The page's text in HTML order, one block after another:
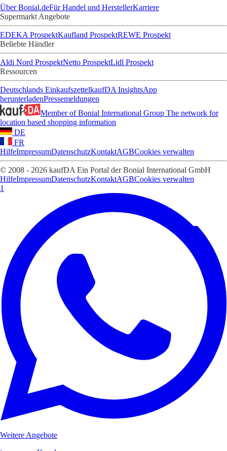
Über Bonial.deFür Handel und HerstellerKarriere
Supermarkt Angebote
EDEKA ProspektKaufland ProspektREWE Prospekt
Beliebte Händler
Aldi Nord ProspektNetto ProspektLidl Prospekt
Ressourcen
Deutschlands EinkaufszettelkaufDA InsightsApp
herunterladenPressemeldungen
Member of Bonial International Group The network for
location based shopping information
DE
FR
HilfeImpressumDatenschutzKontaktAGBCookies verwalten
© 2008 - 2026 kaufDA Ein Portal der Bonial International GmbH
HilfeImpressumDatenschutzKontaktAGBCookies verwalten
1
Weitere Angebote